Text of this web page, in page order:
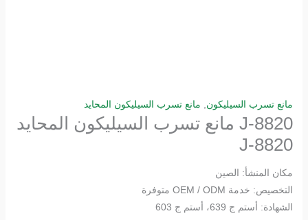
مانع تسرب السيليكون,مانع تسرب السيليكون المحايد
J-8820 مانع تسرب السيليكون المحايد
J-8820
مكان المنشأ: الصين
التخصيص: خدمة OEM / ODM متوفرة
الشهادة: أستم ج 639، أستم ج 603